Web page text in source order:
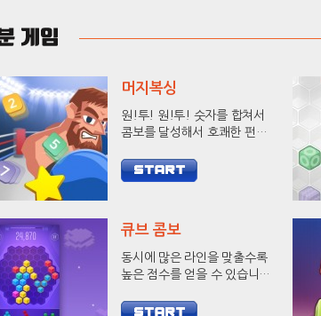
머지복싱
원!투! 원!투! 숫자를 합쳐서
콤보를 달성해서 호쾌한 펀치
큐브 콤보
동시에 많은 라인을 맞출수록
높은 점수를 얻을 수 있습니다.
도전해 보세요.